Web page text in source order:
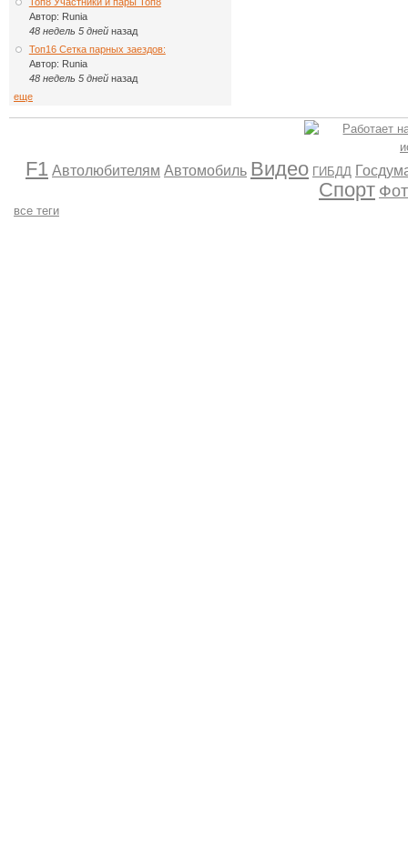
Автор: Runia
48 недель 5 днейназад
Топ16 Сетка парных заездов:
Автор: Runia
48 недель 5 днейназад
еще
F1 Автолюбителям Автомобиль Видео ГИБДД
Спорт
все теги